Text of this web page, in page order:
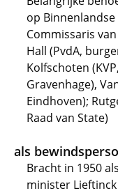
op Binnenlandse
Commissaris
Hall (PvdA,
Kolfschoten
Gravenhage),
Eindhoven);
Raad van State)
als
Bracht in 1950
minister Lieftinck